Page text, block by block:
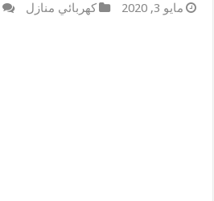
مايو 3, 2020 كهربائي منازل